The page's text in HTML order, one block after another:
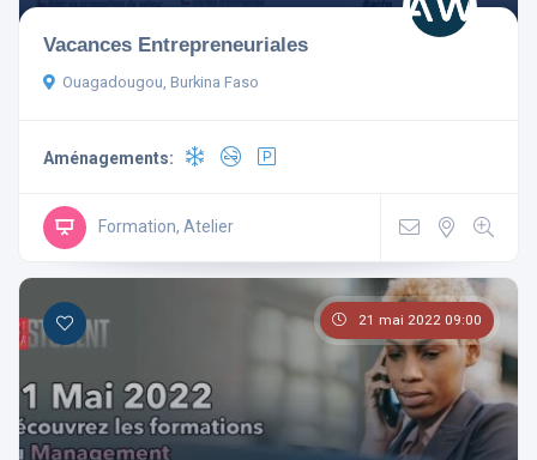
Télévision
Parking Ascenseur
Climatisé
Réinitialiser les filtres
Vacances Entrepreneuriales
Ouagadougou, Burkina Faso
Aménagements:
Formation, Atelier
21 mai 2022 09:00